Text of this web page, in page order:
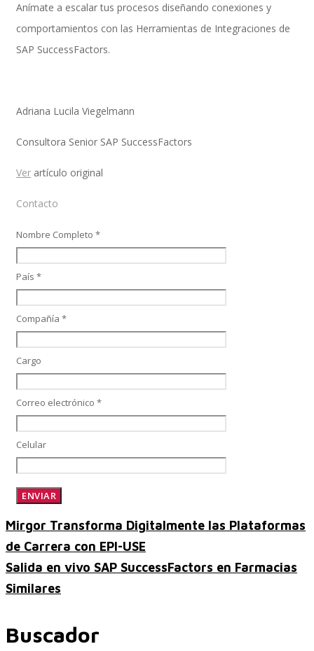
SAP Finanzas Facturación Electronica
SAP Finanzas Mi Banca Solidaria
Soporte SAP
Gestión de Desempeño Empresarial SAP
Control, Riesgo y Cumplimiento
Soluciones de Despliegue Ágil
Servicios de Desarrollo Ágil de Aplicaciones
Anímate a escalar tus procesos diseñando conexiones y
comportamientos con las Herramientas de Integraciones de
SAP SuccessFactors.
Adriana Lucila Viegelmann
Consultora Senior SAP SuccessFactors
Ver artículo original
Contacto
Nombre Completo *
País *
Compañía *
Cargo
Correo electrónico *
Celular
Mirgor Transforma Digitalmente las Plataformas
de Carrera con EPI-USE
Salida en vivo SAP SuccessFactors en Farmacias
Similares
Buscador